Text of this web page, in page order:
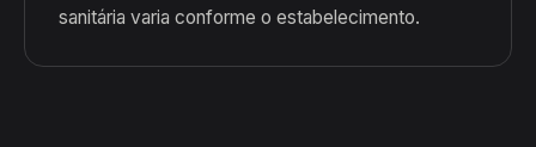
sanitária varia conforme o estabelecimento.